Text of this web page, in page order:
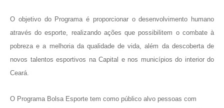
O objetivo do Programa é proporcionar o desenvolvimento humano
através do esporte, realizando ações que possibilitem o combate à
pobreza e a melhoria da qualidade de vida, além da descoberta de
novos talentos esportivos na Capital e nos municípios do interior do
Ceará.
O Programa Bolsa Esporte tem como público alvo pessoas com